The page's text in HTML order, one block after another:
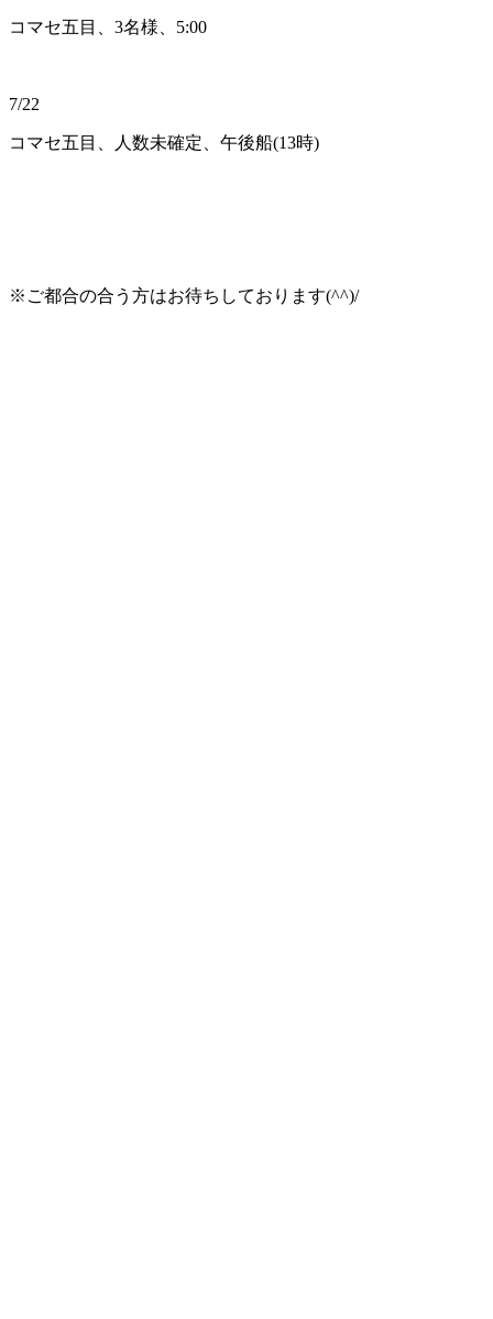
コマセ五目、3名様、5:00
7/22
コマセ五目、人数未確定、午後船(13時)
※ご都合の合う方はお待ちしております(^^)/